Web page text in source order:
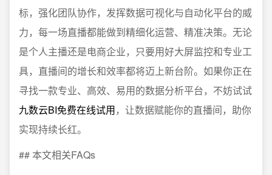
标，强化团队协作，发挥数据可视化与自动化平台的威
力，每一场直播都能做到精细化运营、精准决策。无论
是个人主播还是电商企业，只要用好大屏监控和专业工
具，直播间的增长和效率都将迈上新台阶。如果你正在
寻找一款专业、高效、易用的数据分析平台，不妨试试
九数云BI免费在线试用，让数据赋能你的直播间，助你
实现持续长红。
## 本文相关FAQs